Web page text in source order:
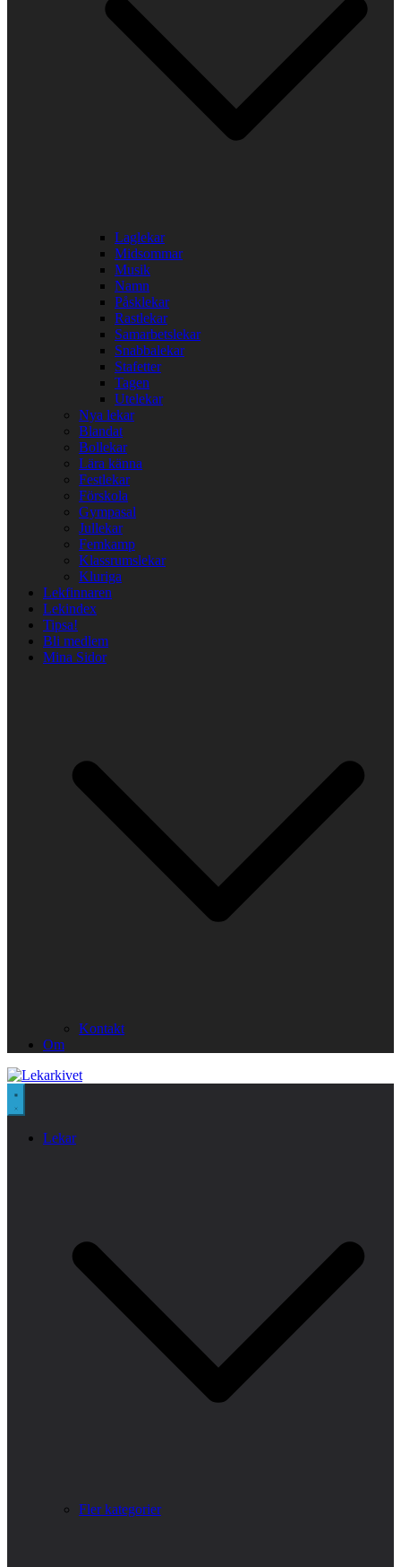
Laglekar
Midsommar
Musik
Namn
Påsklekar
Rastlekar
Samarbetslekar
Snabbalekar
Stafetter
Tagen
Utelekar
Nya lekar
Blandat
Bollekar
Lära känna
Festlekar
Förskola
Gympasal
Jullekar
Femkamp
Klassrumslekar
Kluriga
Lekfinnaren
Lekindex
Tipsa!
Bli medlem
Mina Sidor
Kontakt
Om
Lekar
Fler kategorier